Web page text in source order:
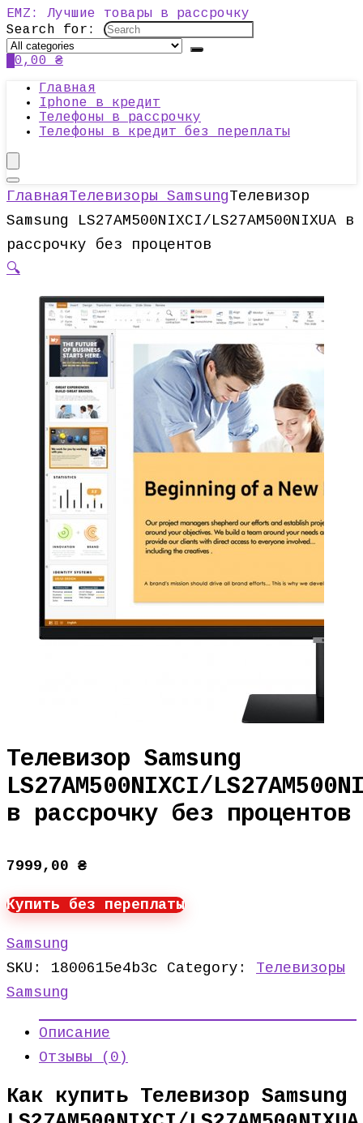
EMZ: Лучшие товары в рассрочку
Search for:
0,00 ₴
Главная
Iphone в кредит
Телефоны в рассрочку
Телефоны в кредит без переплаты
ГлавнаяТелевизоры SamsungТелевизор
Samsung LS27AM500NIXCI/LS27AM500NIXUA в
рассрочку без процентов
🔍
Телевизор Samsung
LS27AM500NIXCI/
в рассрочку без процентов
7999,00 ₴
Купить без переплаты
Samsung
SKU: 1800615e4b3c Category: Телевизоры
Samsung
Описание
Отзывы (0)
Как купить Телевизор Samsung